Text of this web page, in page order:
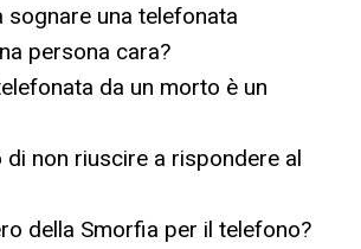
sognare una telefonata
persona cara?
da un morto è un
di non riuscire a rispondere al
della Smorfia per il telefono?